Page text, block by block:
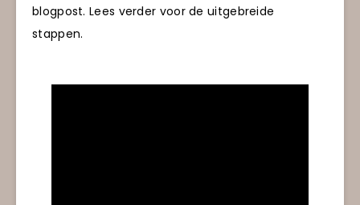
blogpost. Lees verder voor de uitgebreide
stappen.